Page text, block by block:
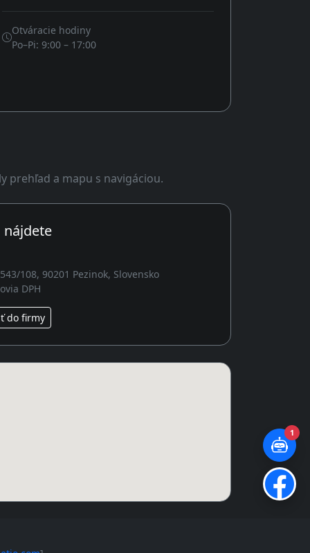
Otváracie hodiny
Po–Pi: 9:00 – 17:00
prehľad a mapu s navigáciou.
nájdete
108, 90201 Pezinok, Slovensko
DPH
do firmy
1